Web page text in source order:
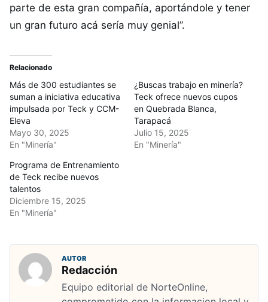
parte de esta gran compañía, aportándole y tener
un gran futuro acá sería muy genial”.
Relacionado
Más de 300 estudiantes se
suman a iniciativa educativa
impulsada por Teck y CCM-
Eleva
Mayo 30, 2025
En "Minería"
¿Buscas trabajo en minería?
Teck ofrece nuevos cupos
en Quebrada Blanca,
Tarapacá
Julio 15, 2025
En "Minería"
Programa de Entrenamiento
de Teck recibe nuevos
talentos
Diciembre 15, 2025
En "Minería"
AUTOR
Redacción
Equipo editorial de NorteOnline,